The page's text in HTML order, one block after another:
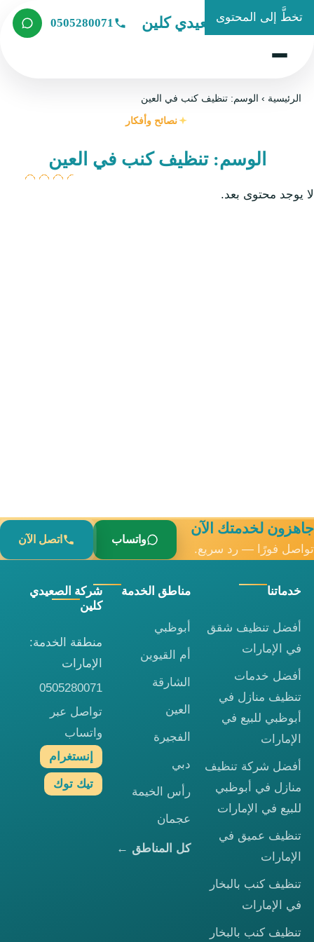
تخطَّ إلى المحتوى
شركة الصعيدي كلين 0505280071
الرئيسية ›الوسم: تنظيف كنب في العين
نصائح وأفكار
الوسم: تنظيف كنب في العين
لا يوجد محتوى بعد.
جاهزون لخدمتك الآن
تواصل فورًا — رد سريع.
واتساب اتصل الآن
خدماتنا
أفضل تنظيف شقق
في الإمارات
أفضل خدمات
تنظيف منازل في
أبوظبي للبيع في
الإمارات
أفضل شركة تنظيف
منازل في أبوظبي
للبيع في الإمارات
تنظيف عميق في
الإمارات
تنظيف كنب بالبخار
في الإمارات
تنظيف كنب بالبخار
مناطق الخدمة
أبوظبي
أم القيوين
الشارقة
العين
الفجيرة
دبي
رأس الخيمة
عجمان
كل المناطق ←
شركة الصعيدي
كلين
منطقة الخدمة:
الإمارات
0505280071
تواصل عبر
واتساب
إنستغرام
تيك توك